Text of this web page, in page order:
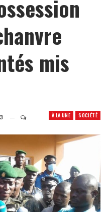
mis
À LA UNE SOCIÉTÉ